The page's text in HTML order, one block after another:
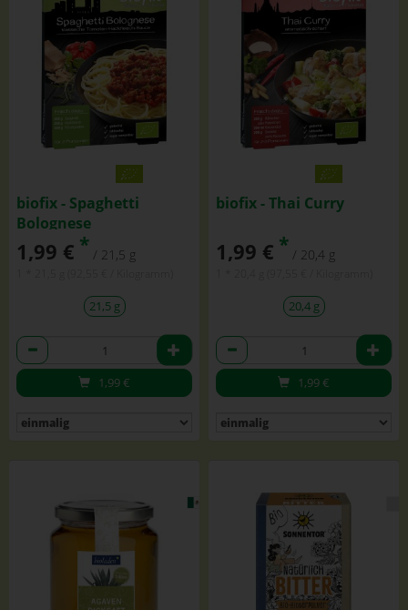
biofix - Spaghetti
Bolognese
1,99 € * / 21,5 g
21,5 g
Anzahl
1,99€
biofix - Thai Curry
1,99 € * / 20,4 g
20,4 g
Anzahl
1,99€